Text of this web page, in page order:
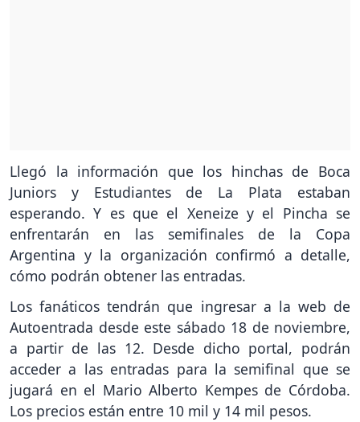
Llegó la información que los hinchas de Boca
Juniors y Estudiantes de La Plata estaban
esperando. Y es que el Xeneize y el Pincha se
enfrentarán en las semifinales de la Copa
Argentina y la organización confirmó a detalle,
cómo podrán obtener las entradas.
Los fanáticos tendrán que ingresar a la web de
Autoentrada desde este sábado 18 de noviembre,
a partir de las 12. Desde dicho portal, podrán
acceder a las entradas para la semifinal que se
jugará en el Mario Alberto Kempes de Córdoba.
Los precios están entre 10 mil y 14 mil pesos.